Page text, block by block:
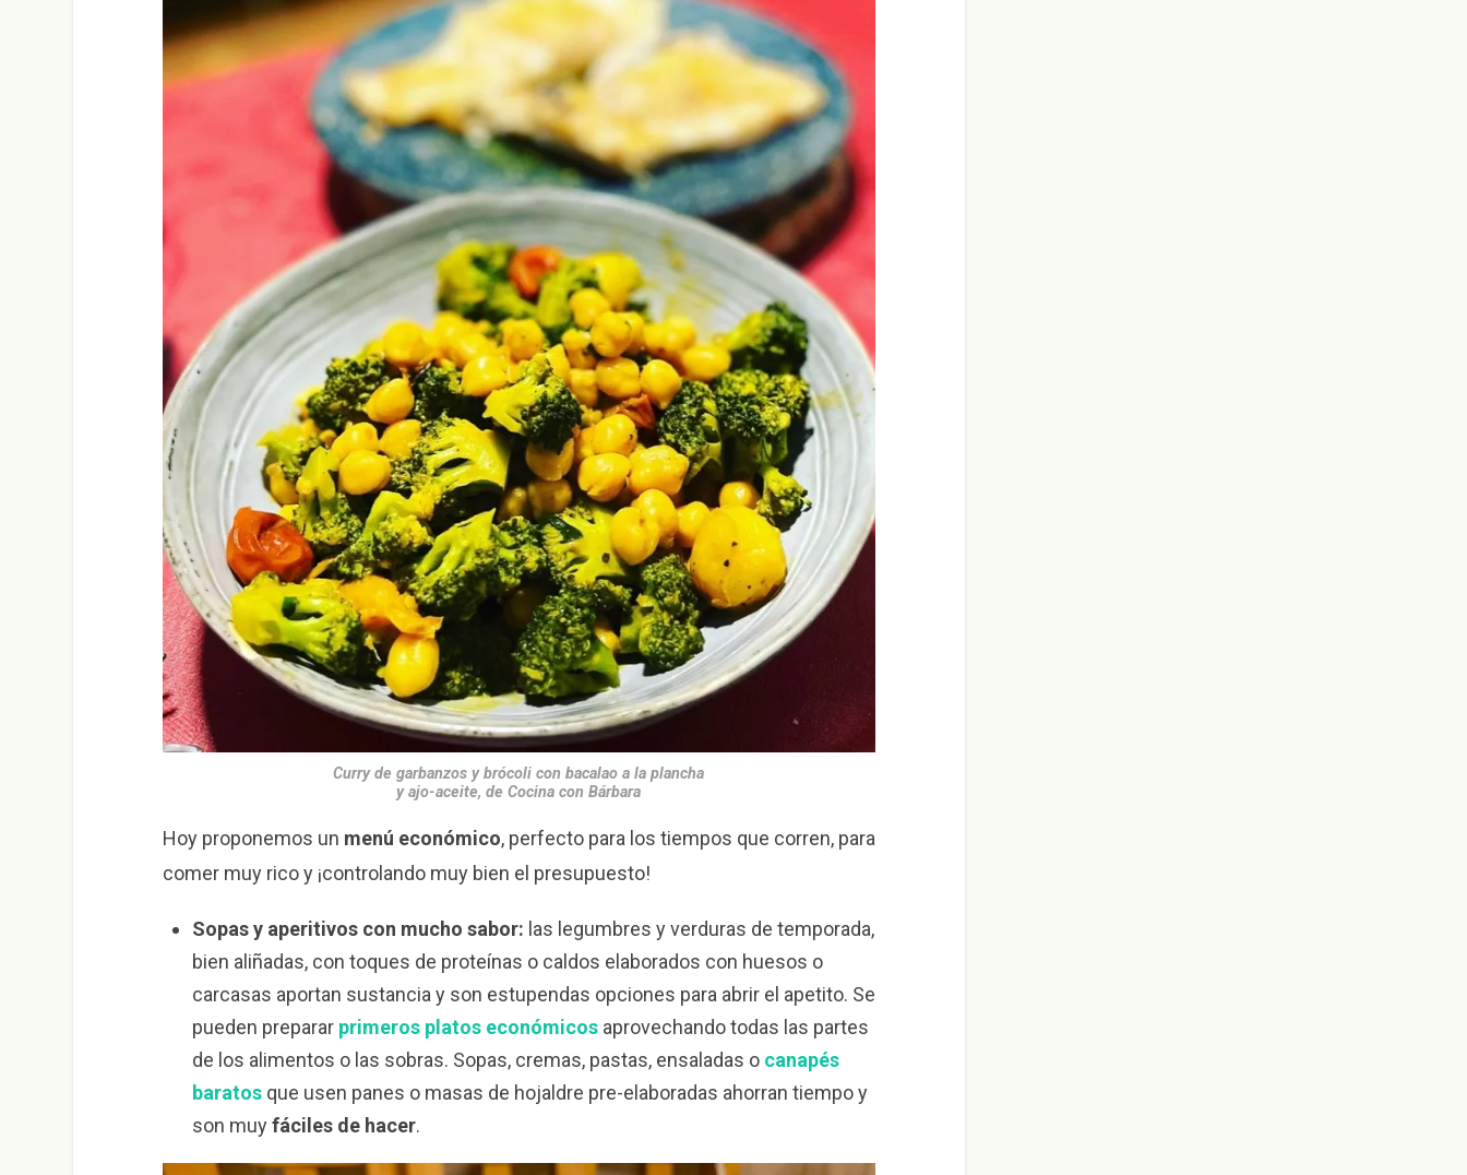
Curry de garbanzos y brócoli con bacalao a la plancha
y ajo-aceite, de Cocina con Bárbara
Hoy proponemos un menú económico, perfecto para los tiempos que corren, para
comer muy rico y ¡controlando muy bien el presupuesto!
Sopas y aperitivos con mucho sabor: las legumbres y verduras de temporada,
bien aliñadas, con toques de proteínas o caldos elaborados con huesos o
carcasas aportan sustancia y son estupendas opciones para abrir el apetito. Se
pueden preparar primeros platos económicosaprovechando todas las partes
de los alimentos o las sobras. Sopas, cremas, pastas, ensaladas o canapés
baratosque usen panes o masas de hojaldre pre-elaboradas ahorran tiempo y
son muyfáciles de hacer.